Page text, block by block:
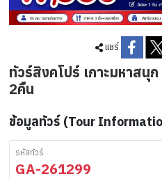
แชร์
ทัวร์สิงคโปร์ เกาะมหาสนุ
2คืน
ข้อมูลทัวร์ (Tour
รหัสทัวร์
GA-261299